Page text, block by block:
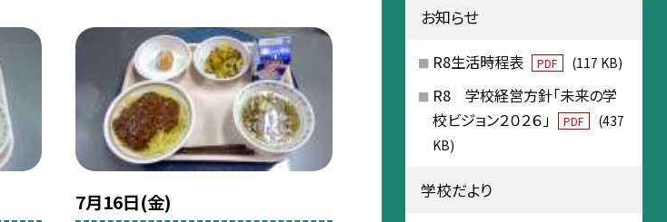
7月16日(金)
お知らせ
R8生活時程表 PDF (117 KB)
R8 学校経営方針「未来の学
校ビジョン２０２６」
PDF
(437
KB)
学校だより